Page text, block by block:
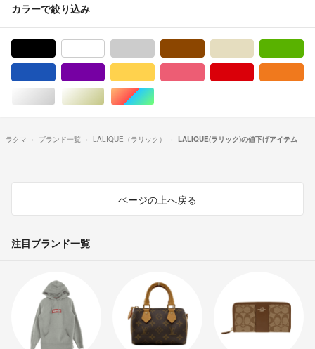
カラーで絞り込み
シルバー/銀色系ゴールド/金色系マルチカラー
ラクマ ブランド一覧 LALIQUE（ラリック） LALIQUE(ラリック)の値下げアイテム
ページの上へ戻る
注目ブランド一覧